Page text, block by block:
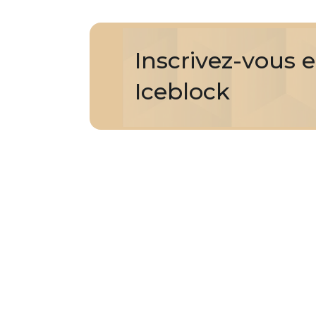
dans le monde en pleine évolution de la
Inscrivez-vous
Iceblock